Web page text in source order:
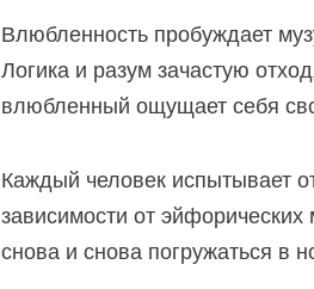
Влюбленность пробуждает
Логика и разум зачастую
влюбленный ощущает себя
Каждый человек испытывает
зависимости от
снова и снова погружаться в